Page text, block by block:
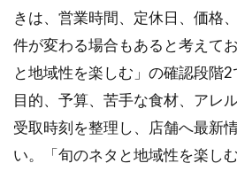
きは、営業時間、定休日、価格
件が変わる場合もあると考えて
と地域性を楽しむ」の確認段階2
目的、予算、苦手な食材、アレ
受取時刻を整理し、店舗へ最新
い。「旬のネタと地域性を楽し